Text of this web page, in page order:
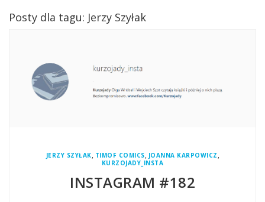
Posty dla tagu: Jerzy Szyłak
JERZY SZYŁAK, TIMOF COMICS, JOANNA KARPOWICZ,
KURZOJADY_INSTA
INSTAGRAM #182